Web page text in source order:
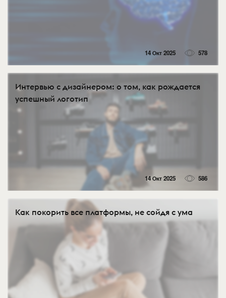
14 Окт 2025 578
Интервью с дизайнером: о том, как рождается
успешный логотип
14 Окт 2025 586
Как покорить все платформы, не сойдя с ума